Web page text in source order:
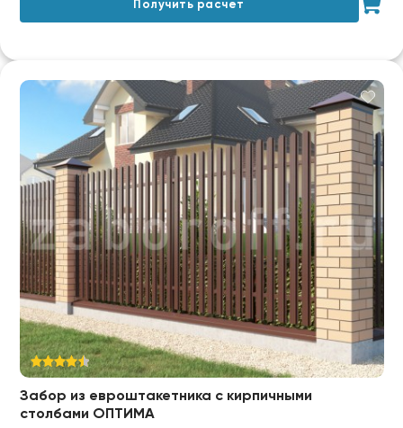
Получить расчет
Забор из евроштакетника с кирпичными
столбами ОПТИМА